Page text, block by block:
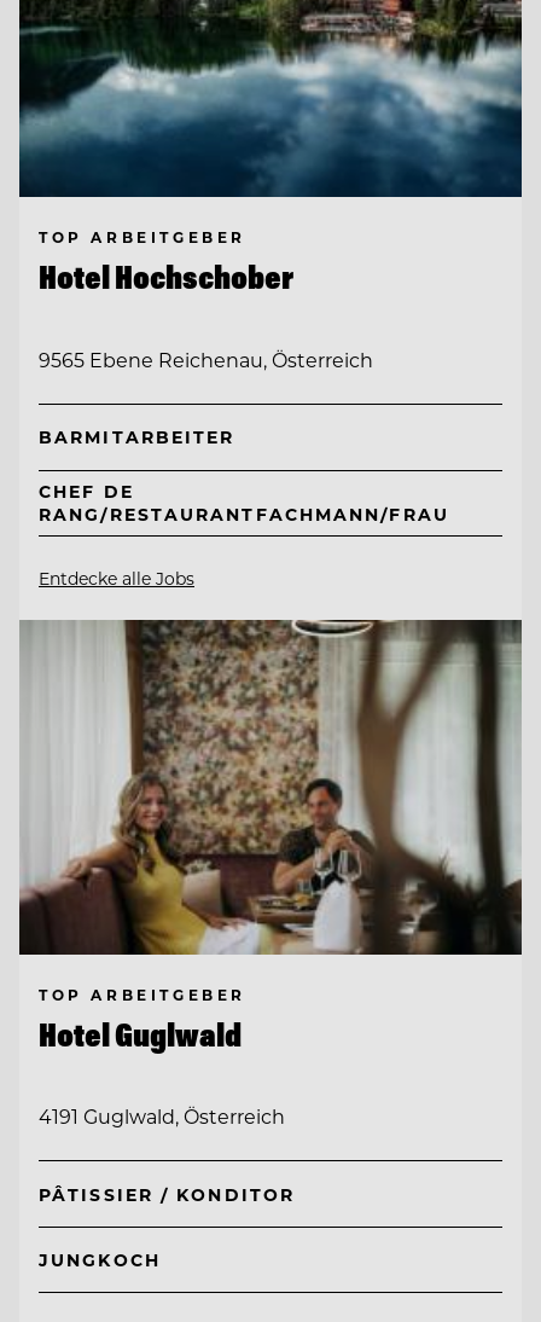
TOP ARBEITGEBER
Hotel Hochschober
9565 Ebene Reichenau, Österreich
BARMITARBEITER
CHEF DE
RANG/RESTAURANTFACHMANN/FRAU
Entdecke alle Jobs
TOP ARBEITGEBER
Hotel Guglwald
4191 Guglwald, Österreich
PÂTISSIER / KONDITOR
JUNGKOCH